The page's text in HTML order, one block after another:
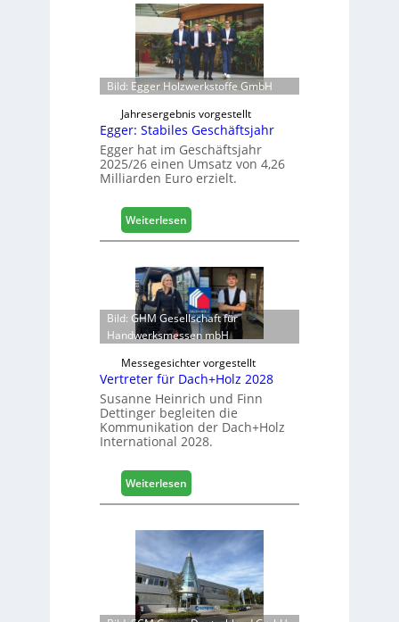
l
i
s
i
e
r
t
c
h
f
e
l
e
e
r
ö
f
f
n
e
L
o
g
s
t
i
k
b
e
r
e
i
c
h
Bild: Egger Holzwerkstoffe GmbH
Jahresergebnis vorgestellt
Egger: Stabiles Geschäftsjahr
Egger hat im Geschäftsjahr
2025/26 einen Umsatz von 4,26
Milliarden Euro erzielt.
Weiterlesen:
E
g
e
r
:
S
a
b
l
e
G
e
s
h
ä
f
t
s
Bild: GHM Gesellschaft für
Handwerksmessen mbH
Messegesichter vorgestellt
Vertreter für Dach+Holz 2028
Susanne Heinrich und Finn
Dettinger begleiten die
Kommunikation der Dach+Holz
International 2028.
Weiterlesen:
V
r
t
r
e
t
e